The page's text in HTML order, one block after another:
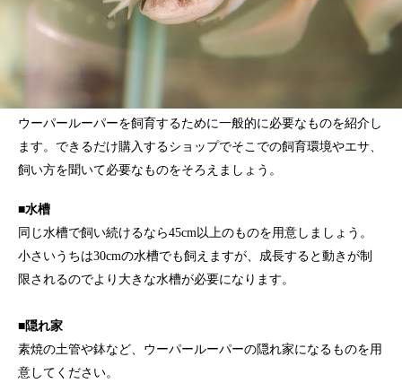
ウーパールーパーを飼育するために一般的に必要なものを紹介し
ます。できるだけ購入するショップでそこでの飼育環境やエサ、
飼い方を聞いて必要なものをそろえましょう。
■水槽
同じ水槽で飼い続けるなら45cm以上のものを用意しましょう。
小さいうちは30cmの水槽でも飼えますが、成長すると動きが制
限されるのでより大きな水槽が必要になります。
■隠れ家
素焼の土管や鉢など、ウーパールーパーの隠れ家になるものを用
意してください。